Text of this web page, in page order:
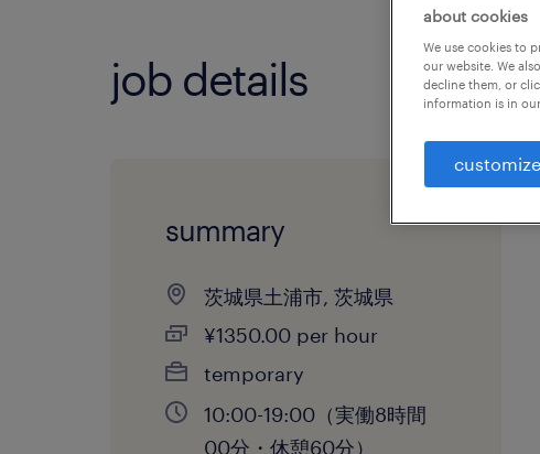
job details
summary
茨城県土浦市, 茨城県
¥1350.00 per hour
temporary
10:00-19:00（実働8時間
00分・休憩60分）
about cookies
We use cookies to
our website. We
decline them, or
information is in our
customize